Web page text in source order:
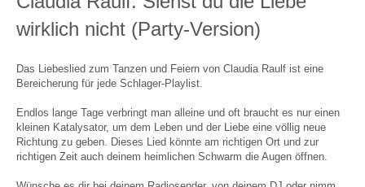
wirklich nicht (Party-Version)
Das Liebeslied zum Tanzen und Feiern von Claudia Raulf ist eine
Bereicherung für jede Schlager-Playlist.
Endlos lange Tage verbringt man alleine und oft braucht es nur einen
kleinen Katalysator, um dem Leben und der Liebe eine völlig neue
Richtung zu geben. Dieses Lied könnte am richtigen Ort und zur
richtigen Zeit auch deinem heimlichen Schwarm die Augen öffnen.